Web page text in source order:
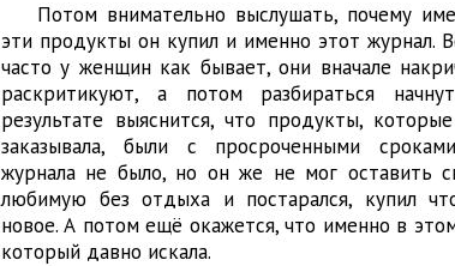
Потом внимательно выслушать, почему
эти продукты он купил и именно этот журнал.
часто у женщин как бывает, они вначале
раскритикуют, а потом разбираться
результате выяснится, что продукты,
заказывала, были с просроченными
журнала не было, но он же не мог оставить
любимую без отдыха и постарался, купил
новое. А потом ещё окажется, что именно в
который давно искала.